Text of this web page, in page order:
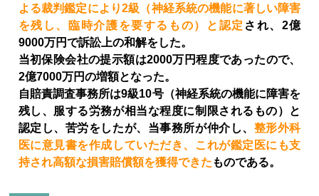
よる裁判鑑定により2級（神経系統の機能に著しい障害
を残し、臨時介護を要するもの）と認定 され、2億
9000万円で訴訟上の和解をした。
当初保険会社の提示額は2000万円程度であったので、
2億7000万円の増額となった。
自賠責調査事務所は9級10号（神経系統の機能に障害を
残し、服する労務が相当な程度に制限されるもの）と
認定し、苦労をしたが、当事務所が仲介し、 整形外科
医に意見書を作成していただき、これが鑑定医にも支
持され高額な損害賠償額を獲得できた ものである。